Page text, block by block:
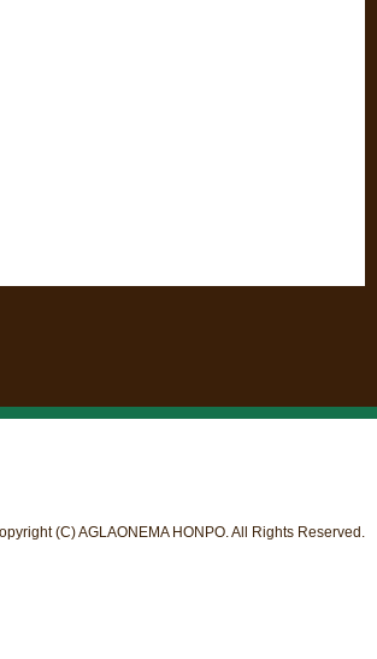
(C) AGLAONEMA HONPO. All Rights Reserved.